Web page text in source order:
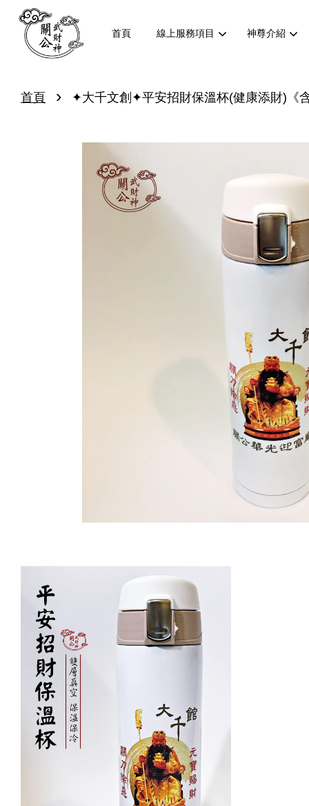
首頁 線上服務項目 神尊介紹
首頁 › ✦大千文創✦平安招財保溫杯(健康添財)《